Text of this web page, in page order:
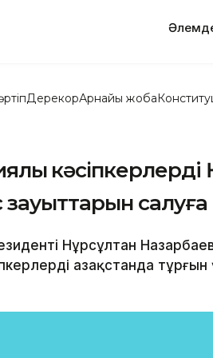
ДерекқорАрнайы жоба
кәсiпкерлерді
зауыттарын
Нұрсұлтан
Қазақстанда